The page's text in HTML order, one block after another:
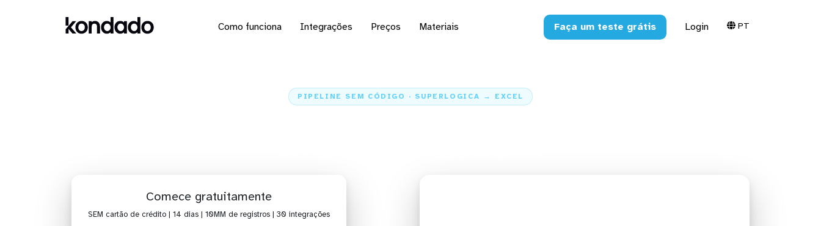
Como funciona Integrações Preços Materiais Faça um teste grátis Login PT
PIPELINE SEM CÓDIGO · SUPERLOGICA → EXCEL
Comece gratuitamente
SEM cartão de crédito | 14 dias | 10MM de registros | 30 integrações